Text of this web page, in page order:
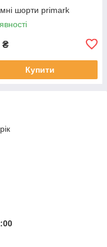
шорти primark
₴
Купити